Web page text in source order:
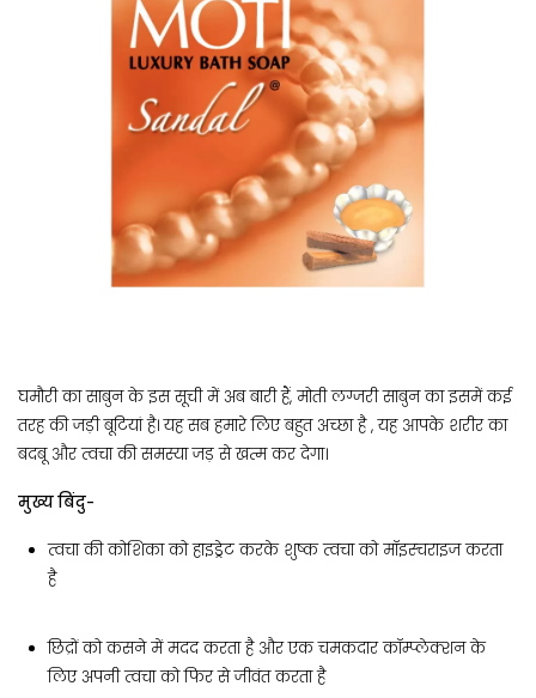
घमौरी का साबुन के इस सूची में अब बारी हैं, मोती लग्जरी साबुन का इसमें कई
तरह की जड़ी बूटियां है। यह सब हमारे लिए बहुत अच्छा है , यह आपके शरीर का
बदबू और त्वचा की समस्या जड़ से खत्म कर देगा।
मुख्य बिंदु-
त्वचा की कोशिका को हाइड्रेट करके शुष्क त्वचा को मॉइस्चराइज करता
है
छिद्रों को कसने में मदद करता है और एक चमकदार कॉम्प्लेक्शन के
लिए अपनी त्वचा को फिर से जीवंत करता है